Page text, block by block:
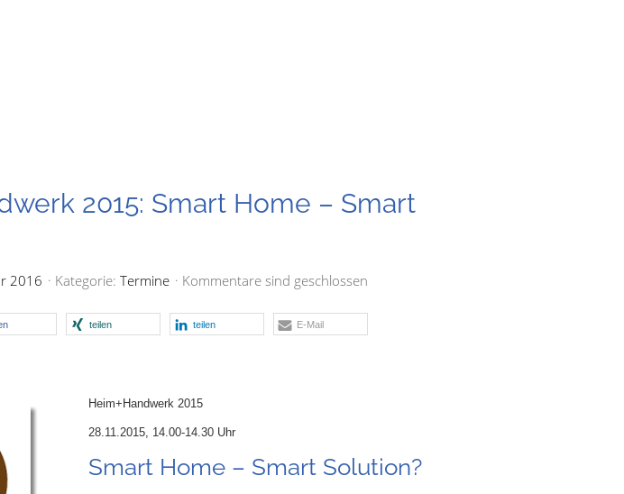
2015: Smart Home – Smart
2016 Kategorie: Termine Kommentare sind geschlossen
teilen teilen E-Mail
Heim+Handwerk 2015
28.11.2015, 14.00-14.30 Uhr
Smart Home – Smart Solution?